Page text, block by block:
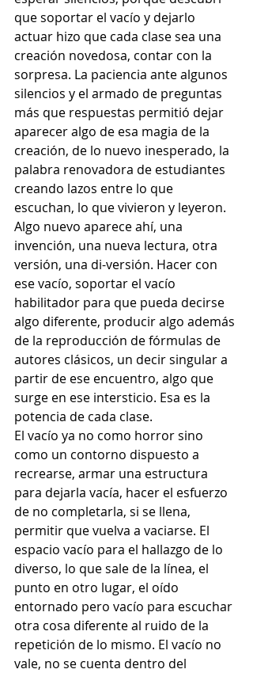
que soportar el vacío y dejarlo
actuar hizo que cada clase sea una
creación novedosa, contar con la
sorpresa. La paciencia ante algunos
silencios y el armado de preguntas
más que respuestas permitió dejar
aparecer algo de esa magia de la
creación, de lo nuevo inesperado, la
palabra renovadora de estudiantes
creando lazos entre lo que
escuchan, lo que vivieron y leyeron.
Algo nuevo aparece ahí, una
invención, una nueva lectura, otra
versión, una di-versión. Hacer con
ese vacío, soportar el vacío
habilitador para que pueda decirse
algo diferente, producir algo además
de la reproducción de fórmulas de
autores clásicos, un decir singular a
partir de ese encuentro, algo que
surge en ese intersticio. Esa es la
potencia de cada clase.
El vacío ya no como horror sino
como un contorno dispuesto a
recrearse, armar una estructura
para dejarla vacía, hacer el esfuerzo
de no completarla, si se llena,
permitir que vuelva a vaciarse. El
espacio vacío para el hallazgo de lo
diverso, lo que sale de la línea, el
punto en otro lugar, el oído
entornado pero vacío para escuchar
otra cosa diferente al ruido de la
repetición de lo mismo. El vacío no
vale, no se cuenta dentro del